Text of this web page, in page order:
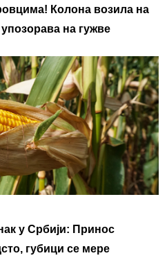
Колона возила на
на гужве
у Србији: Принос
губици се мере